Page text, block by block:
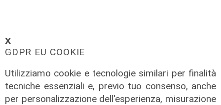
𝗫
GDPR EU COOKIE
Utilizziamo cookie e tecnologie similari per finalità
tecniche essenziali e, previo tuo consenso, anche
per personalizzazione dell'esperienza, misurazione